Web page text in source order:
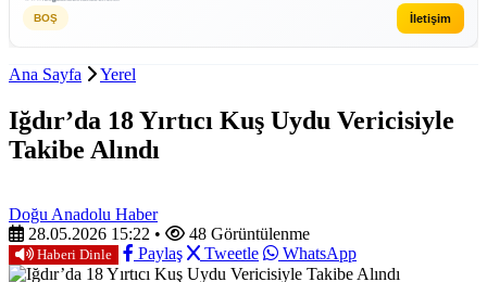
BOŞ İletişim
Ana Sayfa Yerel
Iğdır’da 18 Yırtıcı Kuş Uydu Vericisiyle
Takibe Alındı
Doğu Anadolu Haber
28.05.2026 15:22 • 48 Görüntülenme
Haberi Dinle Paylaş Tweetle WhatsApp